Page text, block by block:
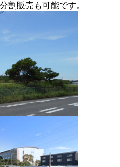
割販売も可能です。